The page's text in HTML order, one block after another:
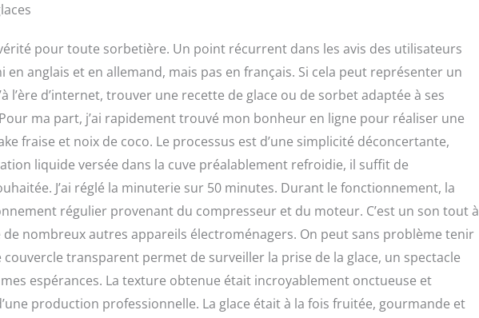
pour toute sorbetière. Un point récurrent dans les avis des utilisateurs
anglais et en allemand, mais pas en français. Si cela peut représenter un
d’internet, trouver une recette de glace ou de sorbet adaptée à ses
ma part, j’ai rapidement trouvé mon bonheur en ligne pour réaliser une
fraise et noix de coco. Le processus est d’une simplicité déconcertante,
liquide versée dans la cuve préalablement refroidie, il suffit de
J’ai réglé la minuterie sur 50 minutes. Durant le fonctionnement, la
régulier provenant du compresseur et du moteur. C’est un son tout à
nombreux autres appareils électroménagers. On peut sans problème tenir
transparent permet de surveiller la prise de la glace, un spectacle
espérances. La texture obtenue était incroyablement onctueuse et
production professionnelle. La glace était à la fois fruitée, gourmande et